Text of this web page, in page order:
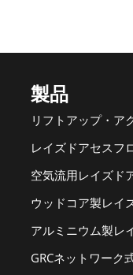
製品
GRCネットワーク
アルミニウム製レ
ウッドコア製レイ
空気流用レイズド
レイズドアセスフ
リフトアップ・ア